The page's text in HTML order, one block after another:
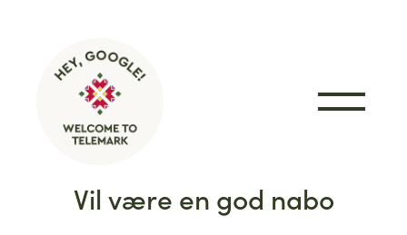
Vil være en god nabo